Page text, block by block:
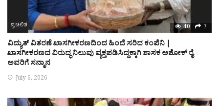
ಪ್ರಚಲಿತ 40 7
ವಿದ್ಯುತ್ ವಿತರಣೆ ಖಾಸಗೀಕರಣದಿಂದ ಹಿಂದೆ ಸರಿದ ಕಂಪೆನಿ |
ಖಾಸಗೀಕರಣದ ವಿರುದ್ಧ ನಿಲುವು ವ್ಯಕ್ತಪಡಿಸಿದ್ದಕ್ಕಾಗಿ ಶಾಸಕ ಅಶೋಕ್ ರೈ
ಅವರಿಗೆ ಸನ್ಮಾನ
July 6, 2026